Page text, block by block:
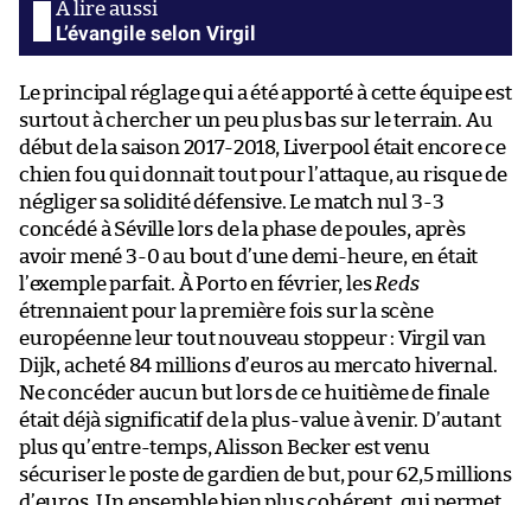
L’évangile selon Virgil
Le principal réglage qui a été apporté à cette équipe est
surtout à chercher un peu plus bas sur le terrain. Au
début de la saison 2017-2018, Liverpool était encore ce
chien fou qui donnait tout pour l’attaque, au risque de
négliger sa solidité défensive. Le match nul 3-3
concédé à Séville lors de la phase de poules, après
avoir mené 3-0 au bout d’une demi-heure, en était
l’exemple parfait. À Porto en février, lesReds
étrennaient pour la première fois sur la scène
européenne leur tout nouveau stoppeur : Virgil van
Dijk, acheté 84 millions d’euros au mercato hivernal.
Ne concéder aucun but lors de ce huitième de finale
était déjà significatif de la plus-value à venir. D’autant
plus qu’entre-temps, Alisson Becker est venu
sécuriser le poste de gardien de but, pour 62,5 millions